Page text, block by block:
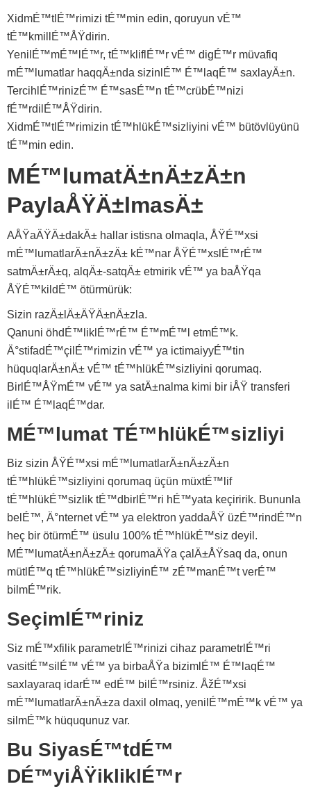
XidmÉ™tlÉ™rimizi tÉ™min edin, qoruyun vÉ™
tÉ™kmillÉ™ÅŸdirin.
YenilÉ™mÉ™lÉ™r, tÉ™kliflÉ™r vÉ™ digÉ™r müvafiq
mÉ™lumatlar haqqÄ±nda sizinlÉ™ É™laqÉ™ saxlayÄ±n.
TercihlÉ™rinizÉ™ É™sasÉ™n tÉ™crübÉ™nizi
fÉ™rdilÉ™ÅŸdirin.
XidmÉ™tlÉ™rimizin tÉ™hlükÉ™sizliyini vÉ™ bütövlüyünü
tÉ™min edin.
MÉ™lumatÄ±nÄ±zÄ±n
PaylaÅŸÄ±lmasÄ±
AÅŸaÄŸÄ±dakÄ± hallar istisna olmaqla, ÅŸÉ™xsi
mÉ™lumatlarÄ±nÄ±zÄ± kÉ™nar ÅŸÉ™xslÉ™rÉ™
satmÄ±rÄ±q, alqÄ±-satqÄ± etmirik vÉ™ ya baÅŸqa
ÅŸÉ™kildÉ™ ötürmürük:
Sizin razÄ±lÄ±ÄŸÄ±nÄ±zla.
Qanuni öhdÉ™liklÉ™rÉ™ É™mÉ™l etmÉ™k.
Ä°stifadÉ™çilÉ™rimizin vÉ™ ya ictimaiyyÉ™tin
hüquqlarÄ±nÄ± vÉ™ tÉ™hlükÉ™sizliyini qorumaq.
BirlÉ™ÅŸmÉ™ vÉ™ ya satÄ±nalma kimi bir iÅŸ transferi
ilÉ™ É™laqÉ™dar.
MÉ™lumat TÉ™hlükÉ™sizliyi
Biz sizin ÅŸÉ™xsi mÉ™lumatlarÄ±nÄ±zÄ±n
tÉ™hlükÉ™sizliyini qorumaq üçün müxtÉ™lif
tÉ™hlükÉ™sizlik tÉ™dbirlÉ™ri hÉ™yata keçiririk. Bununla
belÉ™, Ä°nternet vÉ™ ya elektron yaddaÅŸ üzÉ™rindÉ™n
heç bir ötürmÉ™ üsulu 100% tÉ™hlükÉ™siz deyil.
MÉ™lumatÄ±nÄ±zÄ± qorumaÄŸa çalÄ±ÅŸsaq da, onun
mütlÉ™q tÉ™hlükÉ™sizliyinÉ™ zÉ™manÉ™t verÉ™
bilmÉ™rik.
SeçimlÉ™riniz
Siz mÉ™xfilik parametrlÉ™rinizi cihaz parametrlÉ™ri
vasitÉ™silÉ™ vÉ™ ya birbaÅŸa bizimlÉ™ É™laqÉ™
saxlayaraq idarÉ™ edÉ™ bilÉ™rsiniz. ÅžÉ™xsi
mÉ™lumatlarÄ±nÄ±za daxil olmaq, yenilÉ™mÉ™k vÉ™ ya
silmÉ™k hüququnuz var.
Bu SiyasÉ™tdÉ™
DÉ™yiÅŸikliklÉ™r